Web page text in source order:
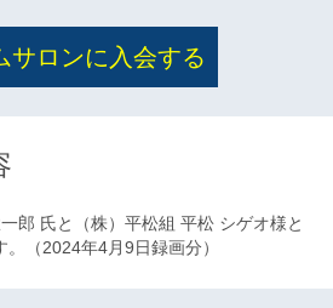
サロンに入会する
郎 氏と（株）平松組 平松 シゲオ様と
（2024年4月9日録画分）